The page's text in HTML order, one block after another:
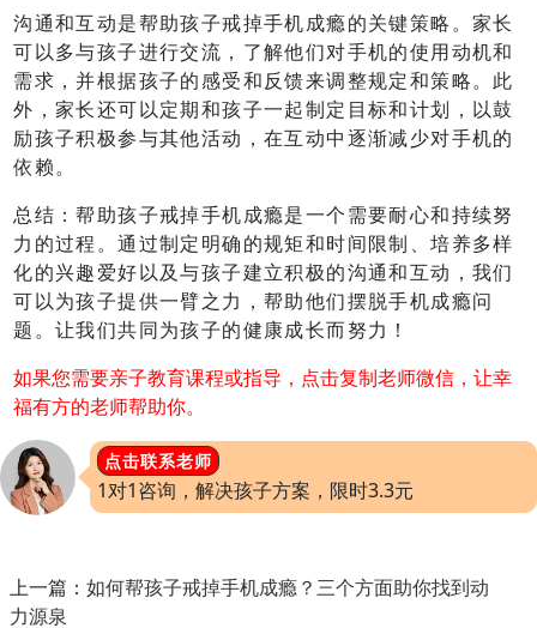
沟通和互动是帮助孩子戒掉手机成瘾的关键策略。家长
可以多与孩子进行交流，了解他们对手机的使用动机和
需求，并根据孩子的感受和反馈来调整规定和策略。此
外，家长还可以定期和孩子一起制定目标和计划，以鼓
励孩子积极参与其他活动，在互动中逐渐减少对手机的
依赖。
总结：帮助孩子戒掉手机成瘾是一个需要耐心和持续努
力的过程。通过制定明确的规矩和时间限制、培养多样
化的兴趣爱好以及与孩子建立积极的沟通和互动，我们
可以为孩子提供一臂之力，帮助他们摆脱手机成瘾问
题。让我们共同为孩子的健康成长而努力！
如果您需要亲子教育课程或指导，点击复制老师微信，让幸
福有方的老师帮助你。
点击联系老师
1对1咨询，解决孩子方案，限时3.3元
上一篇： 如何帮孩子戒掉手机成瘾？三个方面助你找到动
力源泉